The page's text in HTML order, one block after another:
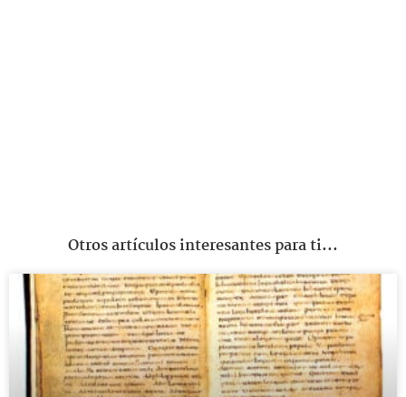
Otros artículos interesantes para ti...